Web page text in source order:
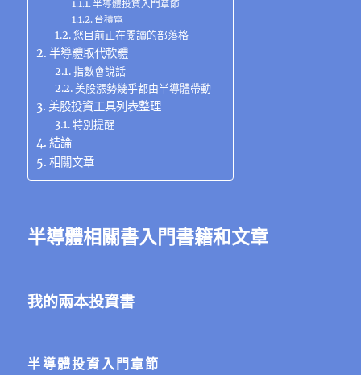
半導體投資入門章節
台積電
您目前正在閱讀的部落格
半導體取代軟體
指數會說話
美股漲勢幾乎都由半導體帶動
美股投資工具列表整理
特別提醒
結論
相關文章
半導體相關書入門書籍和文章
我的兩本投資書
半導體投資入門章節